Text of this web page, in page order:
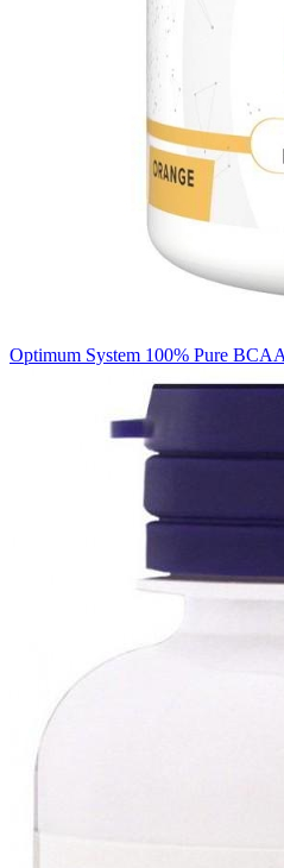
Optimum System 100% Pure